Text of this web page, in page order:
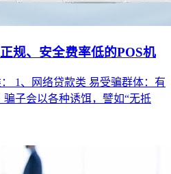
规、安全费率低的POS机
1、网络贷款类 易受骗群体：有
子会以各种诱饵，譬如“无抵